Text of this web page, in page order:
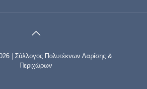
| Σύλλογος Πολυτέκνων Λαρίσης &
Περιχώρων